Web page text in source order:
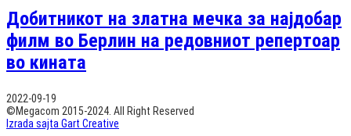
Добитникот на златна мечка за најдобар
филм во Берлин на редовниот репертоар
во кината
2022-09-19
©Megacom 2015-2024. All Right Reserved
Izrada sajta Gart Creative